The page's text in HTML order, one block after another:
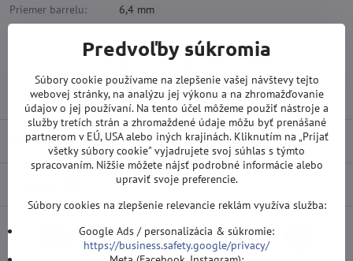
Priemer barrelu: 6,4 mm
Wolfram 90%
Závit násadky: 2BA
Recenzie 0
FacebookTwitterBlueskyPinterestReddit LinkedInWhatsApp
Predvoľby súkromia
Súbory cookie používame na zlepšenie vašej návštevy tejto
webovej stránky, na analýzu jej výkonu a na zhromažďovanie
údajov o jej používaní. Na tento účel môžeme použiť nástroje a
služby tretích strán a zhromaždené údaje môžu byť prenášané
partnerom v EÚ, USA alebo iných krajinách. Kliknutím na „Prijať
všetky súbory cookie" vyjadrujete svoj súhlas s týmto
spracovaním. Nižšie môžete nájsť podrobné informácie alebo
upraviť svoje preferencie.
Súbory cookies na zlepšenie relevancie reklám využíva služba:
Google Ads / personalizácia & súkromie:
https://business.safety.google/privacy/